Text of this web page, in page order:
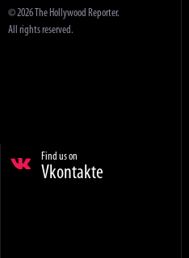
© 2026 The Hollywood Reporter.
All rights reserved.
Find us on
Vkontakte